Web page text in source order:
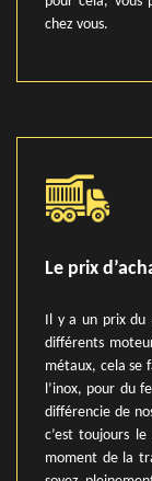
chez vous.
Le prix
Il y a un prix du
différents
métaux, cela se
l’inox, pour du
différencie de
c’est toujours
moment de la